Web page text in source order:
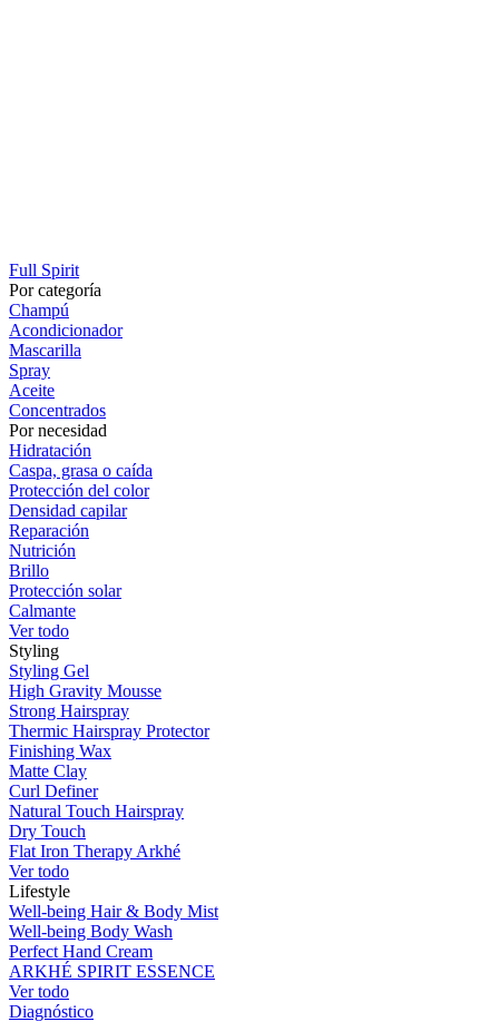
Full Spirit
Por categoría
Champú
Acondicionador
Mascarilla
Spray
Aceite
Concentrados
Por necesidad
Hidratación
Caspa, grasa o caída
Protección del color
Densidad capilar
Reparación
Nutrición
Brillo
Protección solar
Calmante
Ver todo
Styling
Styling Gel
High Gravity Mousse
Strong Hairspray
Thermic Hairspray Protector
Finishing Wax
Matte Clay
Curl Definer
Natural Touch Hairspray
Dry Touch
Flat Iron Therapy Arkhé
Ver todo
Lifestyle
Well-being Hair & Body Mist
Well-being Body Wash
Perfect Hand Cream
ARKHÉ SPIRIT ESSENCE
Ver todo
Diagnóstico